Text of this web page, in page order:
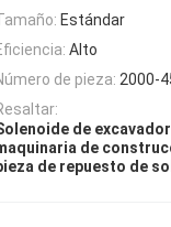
Estándar
Alto
de pieza: 2000-
de
de
de repuesto de